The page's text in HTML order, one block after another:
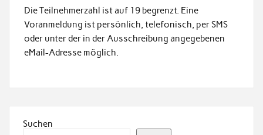
Die Teilnehmerzahl ist auf 19 begrenzt. Eine
Voranmeldung ist persönlich, telefonisch, per SMS
oder unter der in der Ausschreibung angegebenen
eMail-Adresse möglich.
Suchen